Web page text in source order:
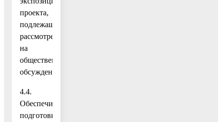
проекта,
подлежащего
рассмотрению
на
общественных
обсуждениях;
4.4.
Обеспечить
подготовку